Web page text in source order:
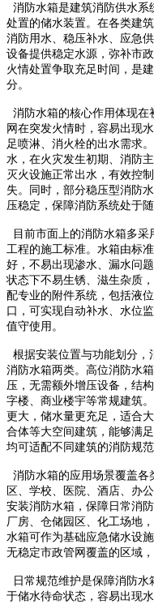
消防水箱是建筑消防供水系
处置的储水装置。在各类建
消防用水、稳压补水、应急
设备提供稳定水源，弥补市
火情处置争取充足时间，是
分。
消防水箱的核心作用体现在
网在突发火情时，容易出现
足喷淋、消火栓的出水需求
水，在火灾发生初期、消防
灭火设施正常出水，有效控
失。同时，部分稳压型消防
压稳定，保障消防系统处于
目前市面上的消防水箱多采
工程的施工标准。水箱由标
好，不易出现渗水、漏水问
状态下不易生锈、滋生杂质
配专业的附件系统，包括液
口，可实现自动补水、水位
值守使用。
根据安装位置与功能划分，
消防水箱两类。高位消防水
压，无需额外增压设备，结
字楼、商业楼宇等常规建筑
更大，储水量更充足，适合
合体等大空间建筑，能够满
均可适配不同建筑的消防规范
消防水箱的应用场景覆盖各
区、学校、医院、酒店、办
安装消防水箱，保障日常消
厂房、仓储园区、化工场地
水箱可作为基础应急储水设
无稳定市政管网覆盖的区域
日常规范维护是保障消防水
于储水待命状态，容易出现